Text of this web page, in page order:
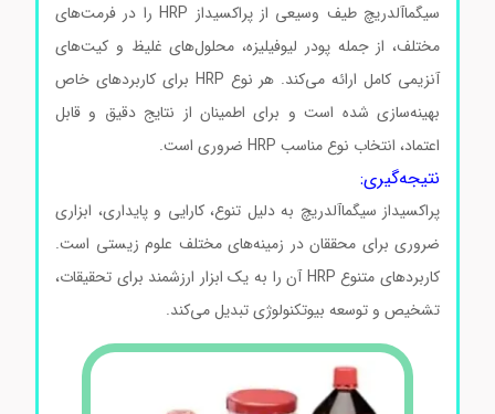
سیگماآلدریچ طیف وسیعی از پراکسیداز HRP را در فرمت‌های
مختلف، از جمله پودر لیوفیلیزه، محلول‌های غلیظ و کیت‌های
آنزیمی کامل ارائه می‌کند. هر نوع HRP برای کاربردهای خاص
بهینه‌سازی شده است و برای اطمینان از نتایج دقیق و قابل
اعتماد، انتخاب نوع مناسب HRP ضروری است.
نتیجه‌گیری:
پراکسیداز سیگماآلدریچ به دلیل تنوع، کارایی و پایداری، ابزاری
ضروری برای محققان در زمینه‌های مختلف علوم زیستی است.
کاربردهای متنوع HRP آن را به یک ابزار ارزشمند برای تحقیقات،
تشخیص و توسعه بیوتکنولوژی تبدیل می‌کند.